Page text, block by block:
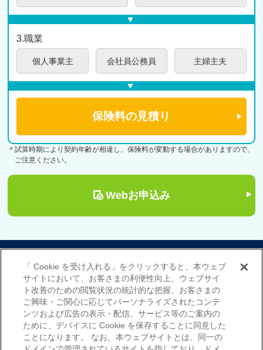
3.職業
個人事業主 会社員公務員 主婦主夫
＊試算時期により契約年齢が相違し、保険料が変動する場合がありますので、
ご注意ください。
Webお申込み
勧誘方針
プライバシーポリシー（個人情報のお取扱いについて）
「 Cookie を受け入れる」をクリックすると、本ウェブ
サイトにおいて、お客さまの利便性向上、ウェブサイ
ト改善のための閲覧状況の統計的な把握、お客さまの
ご興味・ご関心に応じてパーソナライズされたコンテ
ンツおよび広告の表示・配信、サービス等のご案内の
ために、デバイスに Cookie を保存することに同意した
ことになります。 なお、本ウェブサイトとは、同一の